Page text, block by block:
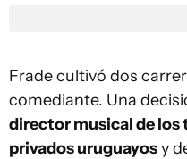
Frade cultivó dos
comediante. Una
director musical de los
privados uruguayosy